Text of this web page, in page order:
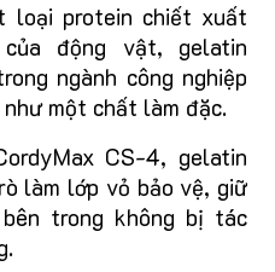
loại protein chiết xuất
động vật, gelatin
ngành công nghiệp
một chất làm đặc.
CS-4, gelatin
làm lớp vỏ bảo vệ, giữ
trong không bị tác